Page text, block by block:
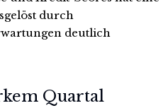
durch
deutlich
Quartal